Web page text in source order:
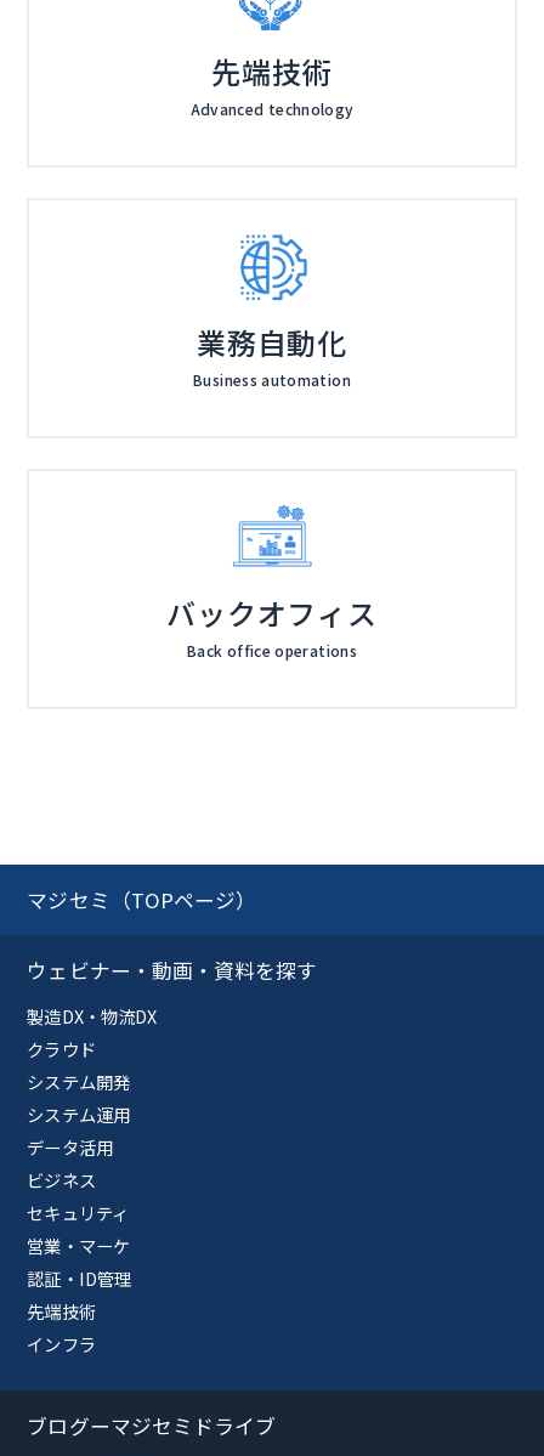
先端技術
Advanced technology
業務自動化
Business automation
バックオフィス
Back office operations
マジセミ（TOPページ）
ウェビナー・動画・資料を探す
製造DX・物流DX
クラウド
システム開発
システム運用
データ活用
ビジネス
セキュリティ
営業・マーケ
認証・ID管理
先端技術
インフラ
ブログーマジセミドライブ